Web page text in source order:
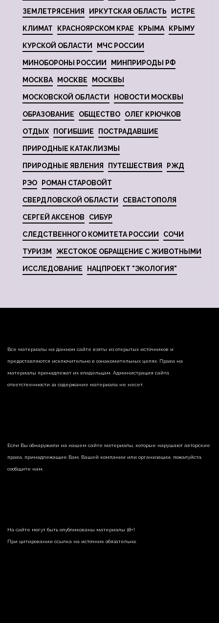
ЗЕМЛЕТРЯСЕНИЯ ИРКУТСКАЯ ОБЛАСТЬ ИСТРЕ
КЛИМАТ КРАСНОЯРСКОМ КРАЕ КРЫМА КРЫМУ
КУРСКОЙ ОБЛАСТИ МЧС РОССИИ
МИНОБОРОНЫ РОССИИ МИНПРИРОДЫ РФ
МОСКВА МОСКВЕ МОСКВЫ
МОСКОВСКОЙ ОБЛАСТИ НОВОСТИ МОСКВЫ
ОБРАЗОВАНИЕ ОБЩЕСТВО ОЛЕГ КРЮЧКОВ
ОТДЫХ ПОГИБШИЕ ПОСТРАДАВШИЕ
ПРИРОДНЫЕ КАТАКЛИЗМЫ
ПРИРОДНЫЕ ЯВЛЕНИЯ ПУТЕШЕСТВИЯ РЖД
РЭО РОМАН СТАРОВОЙТ
СВЕРДЛОВСКОЙ ОБЛАСТИ СЕВАСТОПОЛЯ
СЕРГЕЙ АКСЕНОВ СИБУР
СЛЕДСТВЕННОГО КОМИТЕТА РОССИИ СОЧИ
ТУРИЗМ ЖЕСТОКОЕ ОБРАЩЕНИЕ С ЖИВОТНЫМИ
ИССЛЕДОВАНИЕ НАЦПРОЕКТ "ЭКОЛОГИЯ"
Все материалы на данном сайте взяты из открытых источников и
предоставляются исключительно в ознакомительных целях. Права на
материалы принадлежат их владельцам. Администрация сайта
ответственности за содержание материала не несет.
Если Вы обнаружили на нашем сайте материалы, которые нарушают авторские
права, принадлежащие Вам, Вашей компании или организации, пожалуйста,
сообщите нам.
На сайте могут быть опубликованы материалы 18+!
При цитировании ссылка на источник обязательна.